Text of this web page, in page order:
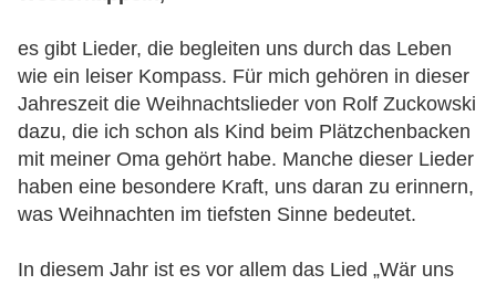
es gibt Lieder, die begleiten uns durch das Leben
wie ein leiser Kompass. Für mich gehören in dieser
Jahreszeit die Weihnachtslieder von Rolf Zuckowski
dazu, die ich schon als Kind beim Plätzchenbacken
mit meiner Oma gehört habe. Manche dieser Lieder
haben eine besondere Kraft, uns daran zu erinnern,
was Weihnachten im tiefsten Sinne bedeutet.
In diesem Jahr ist es vor allem das Lied „Wär uns